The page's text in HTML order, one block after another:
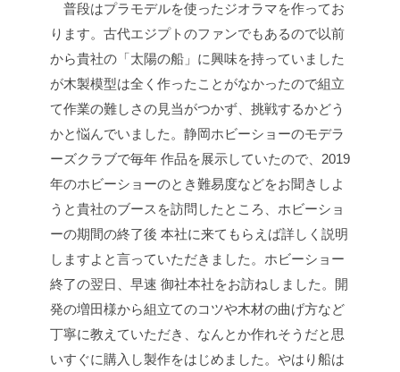
普段はプラモデルを使ったジオラマを作ってお
ります。古代エジプトのファンでもあるので以前
から貴社の「太陽の船」に興味を持っていました
が木製模型は全く作ったことがなかったので組立
て作業の難しさの見当がつかず、挑戦するかどう
かと悩んでいました。静岡ホビーショーのモデラ
ーズクラブで毎年 作品を展示していたので、2019
年のホビーショーのとき難易度などをお聞きしよ
うと貴社のブースを訪問したところ、ホビーショ
ーの期間の終了後 本社に来てもらえば詳しく説明
しますよと言っていただきました。ホビーショー
終了の翌日、早速 御社本社をお訪ねしました。開
発の増田様から組立てのコツや木材の曲げ方など
丁寧に教えていただき、なんとか作れそうだと思
いすぐに購入し製作をはじめました。やはり船は